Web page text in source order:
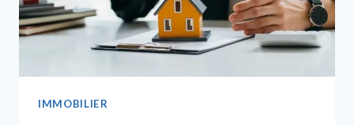
NOTRE
FORMATION
IMMOBILIER
IMMOBILIER